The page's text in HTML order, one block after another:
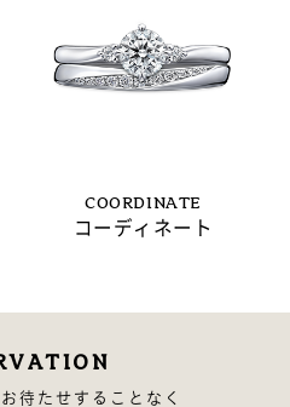
COORDINATE
コーディネート
待たせすることなく